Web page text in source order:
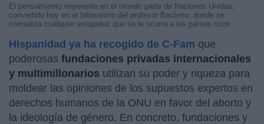
El pensamiento imperante en el mundo parte de Naciones Unidas,
convertido hoy en el laboratorio del profesor Bacterio, donde se
normaliza cualquier estupidez que se le ocurra a los países ricos
Hispanidad ya ha recogido de C-Fam que
poderosas fundaciones privadas internacionales
y multimillonarios utilizan su poder y riqueza para
moldear las opiniones de los supuestos expertos en
derechos humanos de la ONU en favor del aborto y
la ideología de género. En concreto, fundaciones y